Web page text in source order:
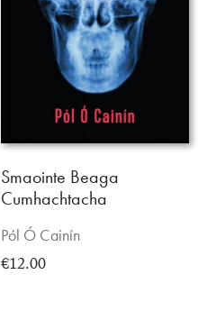
Smaointe Beaga
Cumhachtacha
Pól Ó Cainín
€12.00